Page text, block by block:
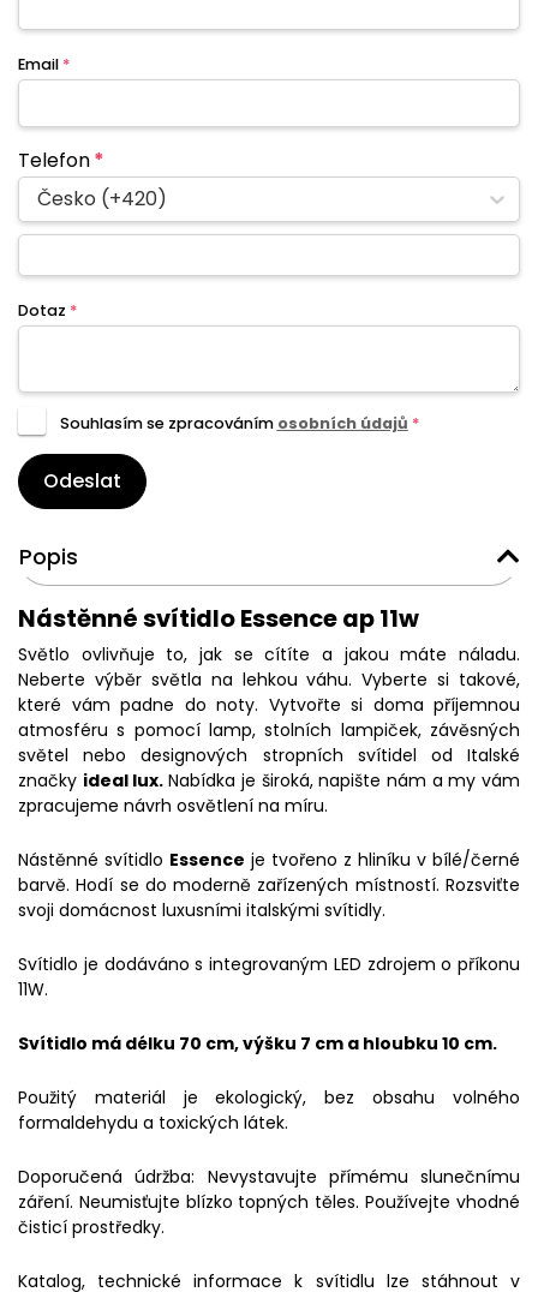
Email *
Telefon*
Česko (+420)
Dotaz *
Souhlasím se zpracováním osobních údajů *
Odeslat
Popis
Nástěnné svítidlo Essence ap 11w
Světlo ovlivňuje to, jak se cítíte a jakou máte náladu.
Neberte výběr světla na lehkou váhu. Vyberte si takové,
které vám padne do noty. Vytvořte si doma příjemnou
atmosféru s pomocí lamp, stolních lampiček, závěsných
světel nebo designových stropních svítidel od Italské
značky ideal lux.Nabídka je široká, napište nám a my vám
zpracujeme návrh osvětlení na míru.
Nástěnné svítidlo Essence je tvořeno z hliníku v bílé/černé
barvě. Hodí se do moderně zařízených místností. Rozsviťte
svoji domácnost luxusními italskými svítidly.
Svítidlo je dodáváno s integrovaným LED zdrojem o příkonu
11W.
Svítidlo má délku 70 cm, výšku 7 cm a hloubku 10 cm.
Použitý materiál je ekologický, bez obsahu volného
formaldehydu a toxických látek.
Doporučená údržba: Nevystavujte přímému slunečnímu
záření. Neumisťujte blízko topných těles. Používejte vhodné
čisticí prostředky.
Katalog, technické informace k svítidlu lze stáhnout v